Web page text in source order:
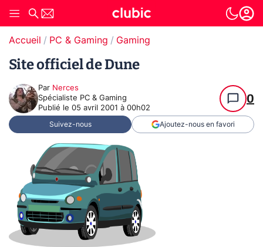
Accueil PC & Gaming Gaming
Site officiel de Dune
Par Nerces
Spécialiste PC & Gaming
Publié le 05 avril 2001 à 00h02
0
Suivez-nous Ajoutez-nous en favori